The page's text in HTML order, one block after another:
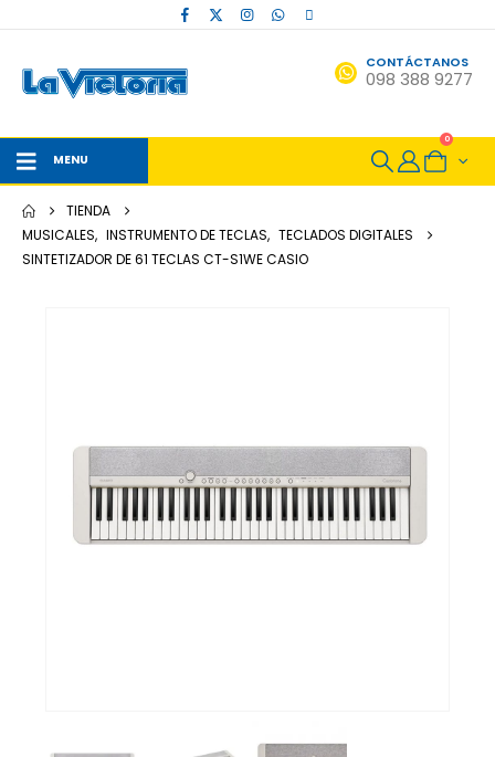
CONTÁCTANOS
098 388 9277
MENU
0
TIENDA
MUSICALES, INSTRUMENTO DE TECLAS, TECLADOS DIGITALES
SINTETIZADOR DE 61 TECLAS CT-S1WE CASIO